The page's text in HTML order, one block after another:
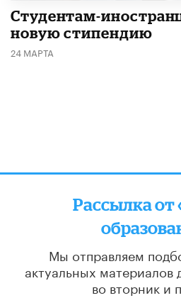
Студентам-
новую стипендию
24 МАРТА
Рассылка от
Мы отправляем
актуальных материалов
во вторник и